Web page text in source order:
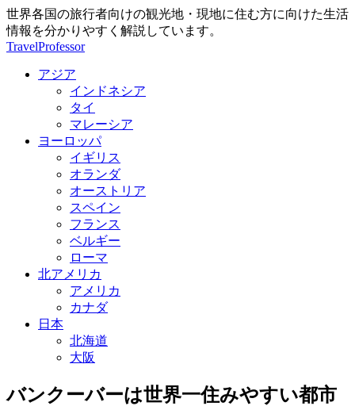
世界各国の旅行者向けの観光地・現地に住む方に向けた生活
情報を分かりやすく解説しています。
TravelProfessor
アジア
インドネシア
タイ
マレーシア
ヨーロッパ
イギリス
オランダ
オーストリア
スペイン
フランス
ベルギー
ローマ
北アメリカ
アメリカ
カナダ
日本
北海道
大阪
バンクーバーは世界一住みやすい都市